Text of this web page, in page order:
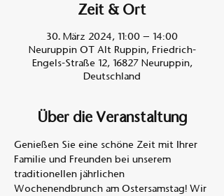
Zeit & Ort
30. März 2024, 11:00 – 14:00
Neuruppin OT Alt Ruppin, Friedrich-
Engels-Straße 12, 16827 Neuruppin,
Deutschland
Über die Veranstaltung
Genießen Sie eine schöne Zeit mit Ihrer
Familie und Freunden bei unserem
traditionellen jährlichen
Wochenendbrunch am Ostersamstag! Wir